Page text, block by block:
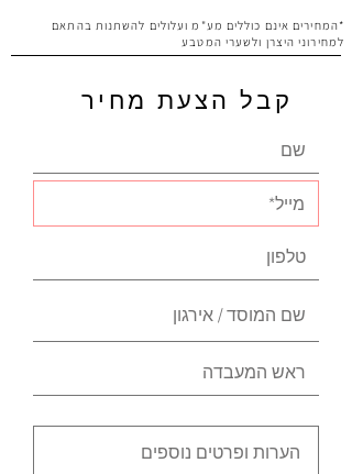
*המחירים אינם כוללים מע"מ ועלולים להשתנות בהתאם
למחירוני היצרן ולשערי המטבע
קבל הצעת מחיר